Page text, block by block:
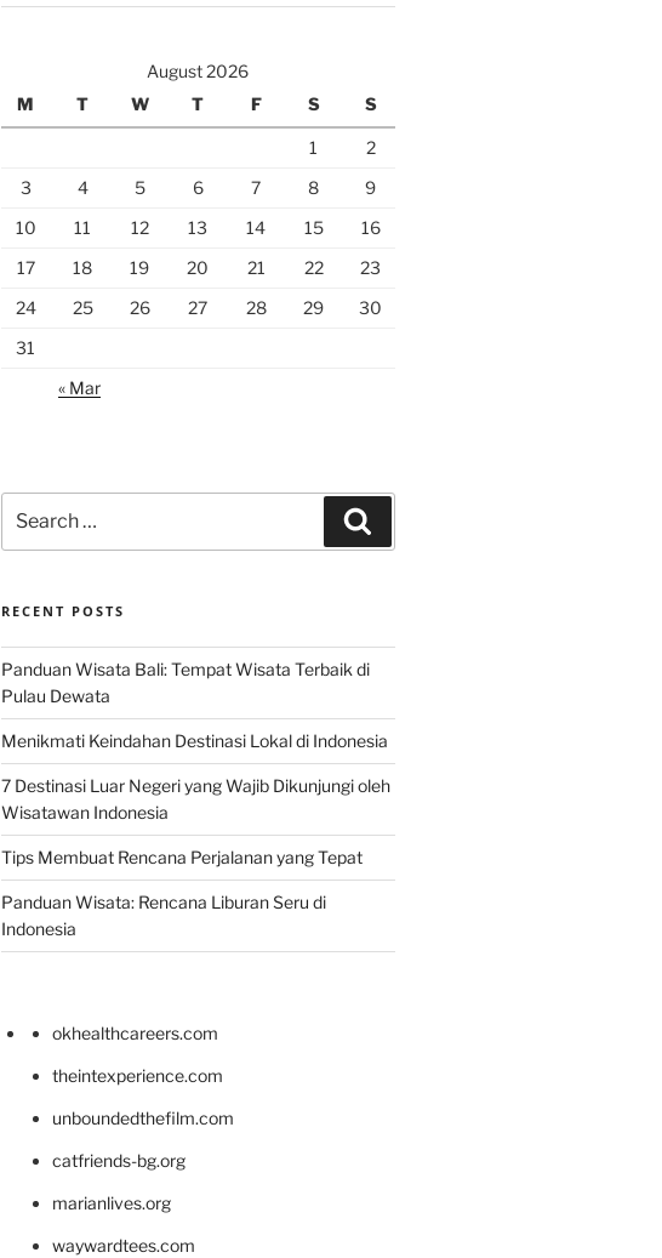
August 2026
M
T W T F S S
1
2
3
4 5 6 7 8
9
10
11 12 13 14 15
16
17
18 19 20 21 22
23
24
25 26 27 28 29
30
31
« Mar
for:
RECENT POSTS
Panduan Wisata Bali: Tempat Wisata Terbaik di
Pulau Dewata
Menikmati Keindahan Destinasi Lokal di Indonesia
7 Destinasi Luar Negeri yang Wajib Dikunjungi oleh
Wisatawan Indonesia
Tips Membuat Rencana Perjalanan yang Tepat
Panduan Wisata: Rencana Liburan Seru di
Indonesia
okhealthcareers.com
theintexperience.com
unboundedthefilm.com
catfriends-bg.org
marianlives.org
waywardtees.com